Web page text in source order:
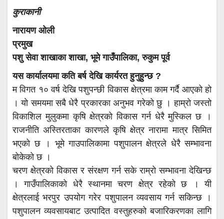
कुराकानी
नारायण ओली
प्रमुख
पशु सेवा शाखाका शाखा, भूमे गाउँपालिका, रुकुम पूर्व
यस कार्यालयमा कति बर्ष देखि कार्यरत हुनुहुन्छ ?
म विगत १० वर्ष देखि पशुपन्छी विकास क्षेत्रमा काम गर्दै आएको हो
। यो समयमा सबै धेरै प्रकारका अनुभव गरेको छु । हाम्रो जस्तो
विकाशिल मुलुकमा कृषि क्षेत्रको विकास गर्न धेरै मुस्किल छ ।
राजनीति अस्तिरताका कारणले कृषि क्षेत्र नारामा मात्र सिमित
भएको छ । भूमे गाउपालिकामा पशुपालन क्षेत्रले धेरै सम्भावना
बोकेको छ ।
चरण क्षेत्रको विकास र संरक्षण गर्न सके राम्रो सम्भावना देखिन्छ
। गाउँपालिकाको धेरै स्थानमा चरण क्षेत्र रहेको छ । यी
क्षेत्रलाई भरपुर उपयोग गरेर पशुपालन व्यवसाय गर्न सकिन्छ ।
पशुपालन व्यवसायबाट उत्पादित वस्तुहरुको बजारिकरणका लागि